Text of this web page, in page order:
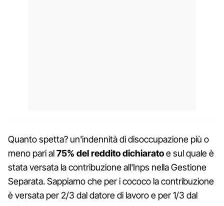
Quanto spetta? un'indennità di disoccupazione più o
meno pari al75% del reddito dichiaratoe sul quale è
stata versata la contribuzione all'Inps nella Gestione
Separata. Sappiamo che per i cococo la contribuzione
è versata per 2/3 dal datore di lavoro e per 1/3 dal